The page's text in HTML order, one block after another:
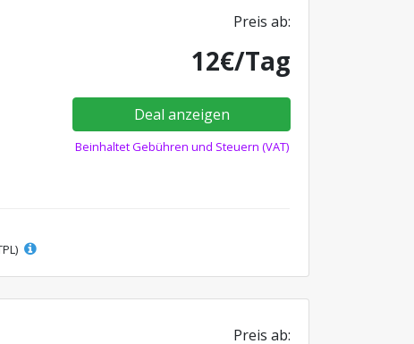
Preis ab:
12€/Tag
Deal anzeigen
Beinhaltet Gebühren und Steuern (VAT)
Preis ab: